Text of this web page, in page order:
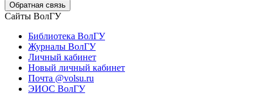
Обратная связь
Сайты ВолГУ
Библиотека ВолГУ
Журналы ВолГУ
Личный кабинет
Новый личный кабинет
Почта @volsu.ru
ЭИОС ВолГУ